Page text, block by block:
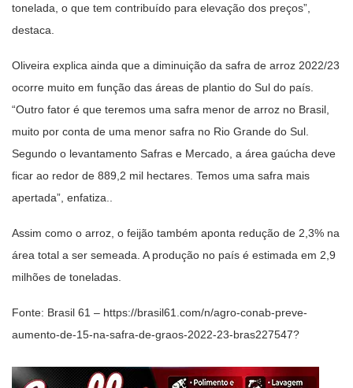
tonelada, o que tem contribuído para elevação dos preços”,
destaca.
Oliveira explica ainda que a diminuição da safra de arroz 2022/23
ocorre muito em função das áreas de plantio do Sul do país.
“Outro fator é que teremos uma safra menor de arroz no Brasil,
muito por conta de uma menor safra no Rio Grande do Sul.
Segundo o levantamento Safras e Mercado, a área gaúcha deve
ficar ao redor de 889,2 mil hectares. Temos uma safra mais
apertada”, enfatiza..
Assim como o arroz, o feijão também aponta redução de 2,3% na
área total a ser semeada. A produção no país é estimada em 2,9
milhões de toneladas.
Fonte: Brasil 61 – https://brasil61.com/n/agro-conab-preve-
aumento-de-15-na-safra-de-graos-2022-23-bras227547?